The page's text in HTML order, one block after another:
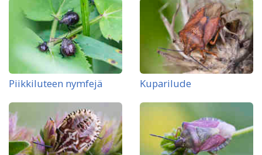
Piikkiluteen nymfejä Kuparilude